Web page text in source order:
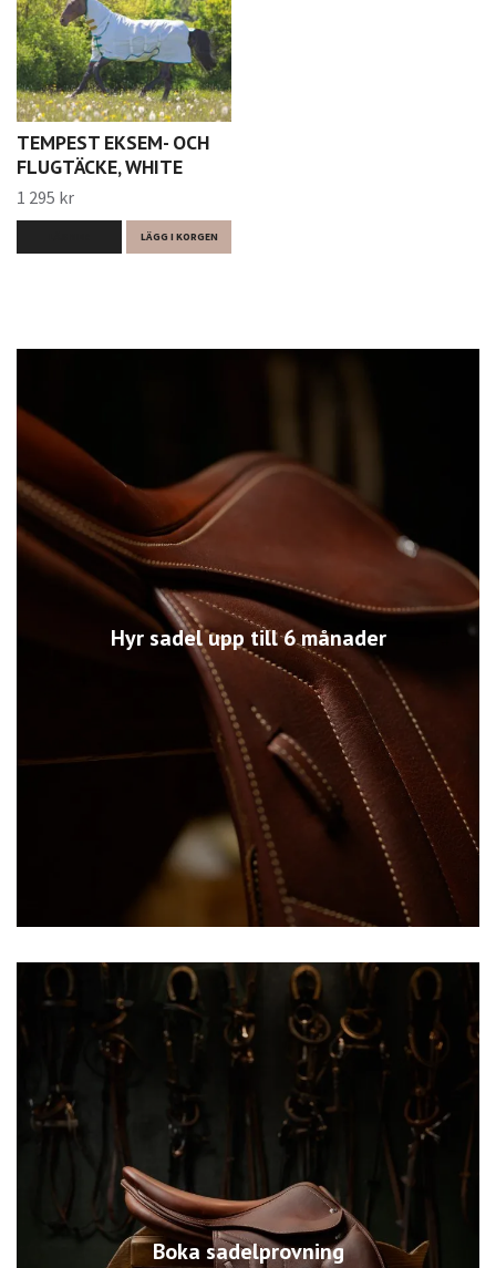
Hyr sadel upp till 6 månader
Boka sadelprovning
TEMPEST EKSEM- OCH
FLUGTÄCKE, WHITE
1 295 kr
LÄGG I KORGEN